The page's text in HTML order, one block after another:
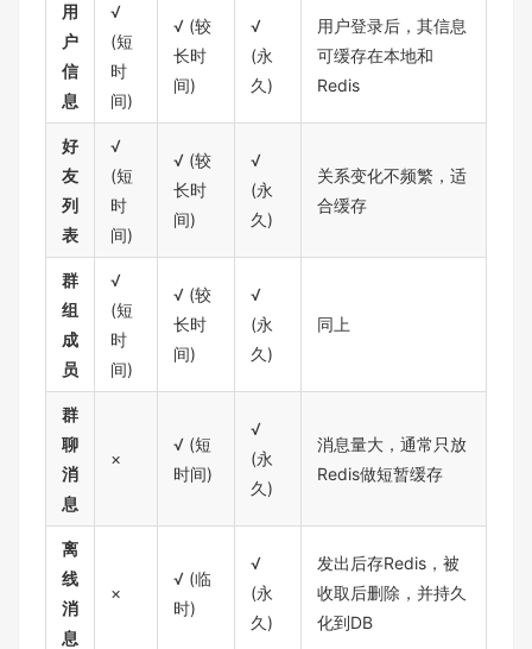
用
户
信
息
√
(短
时
间)
√ (较
长时
间)
√
(永
久)
用户登录后，其信息
可缓存在本地和
Redis
好
友
列
表
√
(短
时
间)
√ (较
长时
间)
√
(永
久)
关系变化不频繁，适
合缓存
群
组
成
员
√
(短
时
间)
√ (较
长时
间)
√
(永
久)
同上
群
聊
消
息
×
√ (短
时间)
√
(永
久)
消息量大，通常只放
Redis做短暂缓存
离
线
消
息
×
√ (临
时)
√
(永
久)
发出后存Redis，被
收取后删除，并持久
化到DB